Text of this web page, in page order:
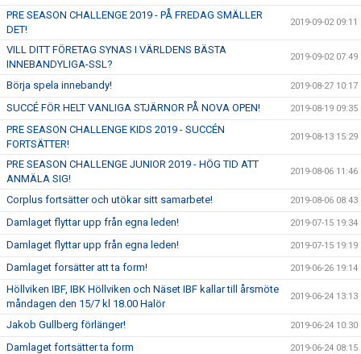
PRE SEASON CHALLENGE 2019 - PÅ FREDAG SMÄLLER
DET!
2019-09-02 09:11
VILL DITT FÖRETAG SYNAS I VÄRLDENS BÄSTA
INNEBANDYLIGA-SSL?
2019-09-02 07:49
Börja spela innebandy! 2019-08-27 10:17
SUCCÉ FÖR HELT VANLIGA STJÄRNOR PÅ NOVA OPEN! 2019-08-19 09:35
PRE SEASON CHALLENGE KIDS 2019 - SUCCÉN
FORTSÄTTER!
2019-08-13 15:29
PRE SEASON CHALLENGE JUNIOR 2019 - HÖG TID ATT
ANMÄLA SIG!
2019-08-06 11:46
Corplus fortsätter och utökar sitt samarbete! 2019-08-06 08:43
Damlaget flyttar upp från egna leden! 2019-07-15 19:34
Damlaget flyttar upp från egna leden! 2019-07-15 19:19
Damlaget forsätter att ta form! 2019-06-26 19:14
Höllviken IBF, IBK Höllviken och Näset IBF kallar till årsmöte
måndagen den 15/7 kl 18.00 Halör
2019-06-24 13:13
Jakob Gullberg förlänger! 2019-06-24 10:30
Damlaget fortsätter ta form 2019-06-24 08:15